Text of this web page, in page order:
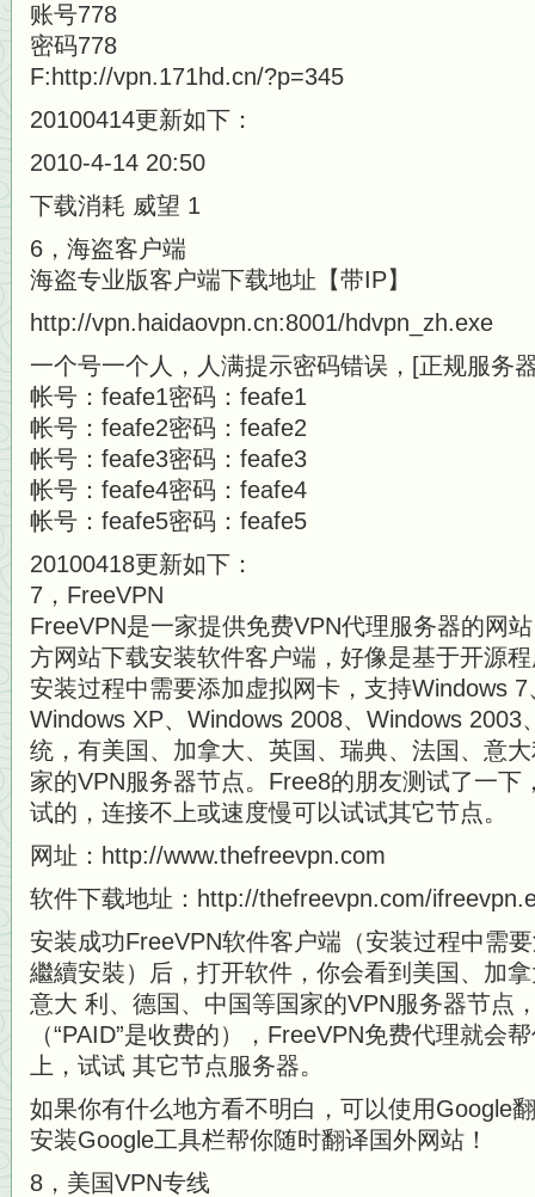
账号778
密码778
F:http://vpn.171hd.cn/?p=345
20100414更新如下：
2010-4-14 20:50
下载消耗 威望 1
6，海盗客户端
海盗专业版客户端下载地址【带IP】
http://vpn.haidaovpn.cn:8001/hdvpn_zh.exe
一个号一个人，人满提示密码错误，[正规服务
帐号：feafe1密码：feafe1
帐号：feafe2密码：feafe2
帐号：feafe3密码：feafe3
帐号：feafe4密码：feafe4
帐号：feafe5密码：feafe5
20100418更新如下：
7，FreeVPN
FreeVPN是一家提供免费VPN代理服务器的网
方网站下载安装软件客户端，好像是基于开源
安装过程中需要添加虚拟网卡，支持Windows
Windows XP、Windows 2008、Windows 2003
统，有美国、加拿大、英国、瑞典、法国、意
家的VPN服务器节点。Free8的朋友测试了一下
试的，连接不上或速度慢可以试试其它节点。
网址：http://www.thefreevpn.com
软件下载地址：http://thefreevpn.com/
安装成功FreeVPN软件客户端（安装过程中需
繼續安裝）后，打开软件，你会看到美国、加
意大 利、德国、中国等国家的VPN服务器节点
（“PAID”是收费的），FreeVPN免费代理就会
上，试试 其它节点服务器。
如果你有什么地方看不明白，可以使用Google
安装Google工具栏帮你随时翻译国外网站！
8，美国VPN专线